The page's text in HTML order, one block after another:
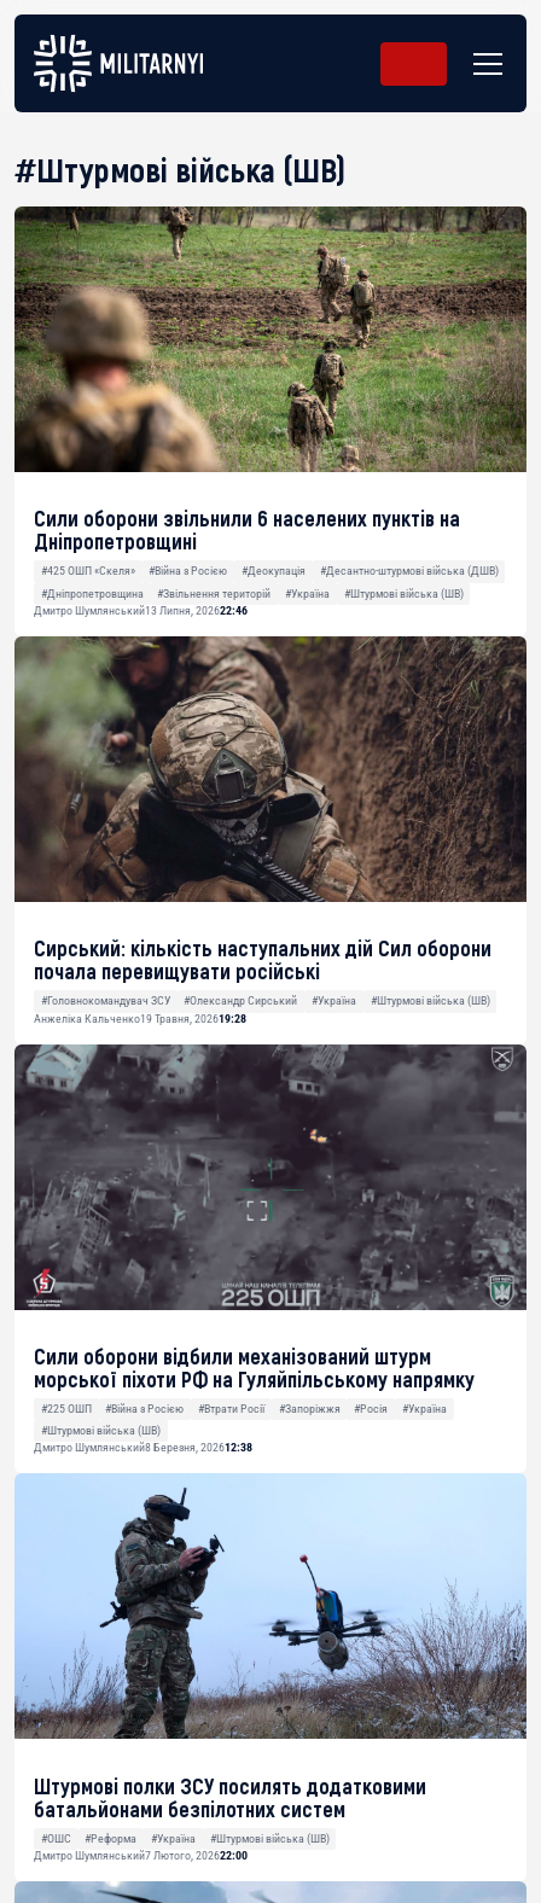
#Штурмові війська (ШВ)
Сили оборони звільнили 6 населених пунктів на
Дніпропетровщині
#425 ОШП «Скеля» #Війна з Росією #Деокупація
#Десантно-штурмові війська (ДШВ)
#Дніпропетровщина
#Звільнення територій #Україна
#Штурмові війська (ШВ)
Дмитро Шумлянський13 Липня, 202622:46
Сирський: кількість наступальних дій Сил оборони
почала перевищувати російські
#Головнокомандувач ЗСУ #Олександр Сирський #Україна
#Штурмові війська (ШВ)
Анжеліка Кальченко19 Травня, 202619:28
Сили оборони відбили механізований штурм
морської піхоти РФ на Гуляйпільському напрямку
#225 ОШП #Війна з Росією #Втрати Росії #Запоріжжя #Росія
#Україна
#Штурмові війська (ШВ)
Дмитро Шумлянський8 Березня, 202612:38
Штурмові полки ЗСУ посилять додатковими
батальйонами безпілотних систем
#ОШС #Реформа #Україна
#Штурмові війська (ШВ)
Дмитро Шумлянський7 Лютого, 202622:00